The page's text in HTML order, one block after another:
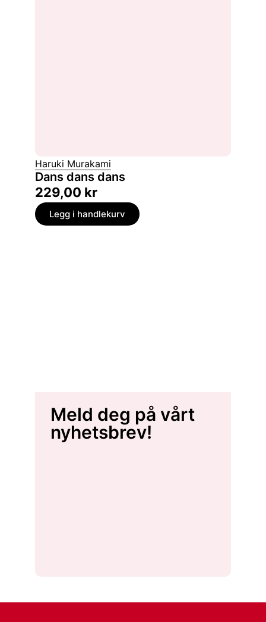
Haruki Murakami
Dans dans dans
229,00 kr
Legg i handlekurv
Meld deg på vårt
nyhetsbrev!